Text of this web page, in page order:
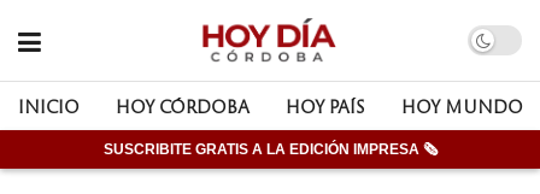
INICIO HOY CÓRDOBA HOY PAÍS HOY MUNDO
SUSCRIBITE GRATIS A LA EDICIÓN IMPRESA 🗞